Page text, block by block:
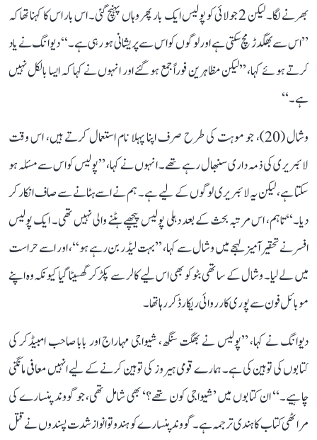
بھرنے لگا۔ لیکن 2 جولائی کو پولیس ایک بار پھر وہاں پہنچ گئی۔ اس بار اس کا کہنا تھا کہ
’’اس سے بھگدڑ مچ سکتی ہے اور لوگوں کو اس سے پریشانی ہو رہی ہے۔‘‘ دیوانگ نے یاد
کرتے ہوئے کہا، ’’لیکن مظاہرین فوراً جمع ہو گئے اور انہوں نے کہا کہ ایسا بالکل نہیں
ہے۔‘‘
وشال (20)، جو موہت کی طرح صرف اپنا پہلا نام استعمال کرتے ہیں، اس وقت
لائبریری کی ذمہ داری سنبھال رہے تھے۔ انہوں نے کہا، ’’پولیس کو اس سے مسئلہ ہو
سکتا ہے، لیکن یہ لائبریری لوگوں کے لیے ہے۔ ہم نے اسے ہٹانے سے صاف انکار کر
دیا۔‘‘ تاہم، اس مرتبہ بحث کے بعد دہلی پولیس پیچھے ہٹنے والی نہیں تھی۔ ایک پولیس
افسر نے تحقیر آمیز لہجے میں وشال سے کہا، ’’بہت لیڈر بن رہے ہو‘‘، اور اسے حراست
میں لے لیا۔ وشال کے ساتھی بٹو کو بھی اس لیے کالر سے پکڑ کر گھسیٹا گیا کیونکہ وہ اپنے
موبائل فون سے پوری کارروائی ریکارڈ کر رہا تھا۔
دیوانگ نے کہا، ’’پولیس نے بھگت سنگھ، شیواجی مہاراج اور بابا صاحب امبیڈکر کی
کتابوں کی توہین کی ہے۔ ہمارے قومی ہیروز کی توہین کرنے کے لیے انہیں معافی مانگنی
چاہیے۔‘‘ ان کتابوں میں ’شیواجی کون تھے؟‘ بھی شامل تھی، جو گووند پنسارے کی
مراٹھی کتاب کا ہندی ترجمہ ہے۔ گووند پنسارے کو ہندوتوا نواز شدت پسندوں نے قتل